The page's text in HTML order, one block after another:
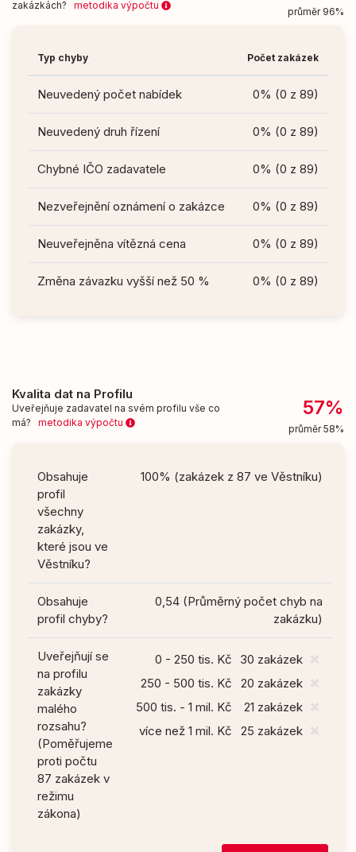
zakázkách? metodika výpočtu
průměr 96%
Typ chyby Počet zakázek
Neuvedený počet nabídek 0% (0 z 89)
Neuvedený druh řízení 0% (0 z 89)
Chybné IČO zadavatele 0% (0 z 89)
Nezveřejnění oznámení o zakázce 0% (0 z 89)
Neuveřejněna vítězná cena 0% (0 z 89)
Změna závazku vyšší než 50 % 0% (0 z 89)
Kvalita dat na Profilu
Uveřejňuje zadavatel na svém profilu vše co
má? metodika výpočtu
57%
průměr 58%
Obsahuje
profil
všechny
zakázky,
které jsou ve
Věstníku?
100% (zakázek z 87 ve Věstníku)
Obsahuje
profil chyby?
0,54 (Průměrný počet chyb na
zakázku)
Uveřejňují se
na profilu
zakázky
malého
rozsahu?
(Poměřujeme
proti počtu
87 zakázek v
režimu
zákona)
0 - 250 tis. Kč
30 zakázek
250 - 500 tis. Kč
20 zakázek
500 tis. - 1 mil. Kč
21 zakázek
více než 1 mil. Kč
25 zakázek